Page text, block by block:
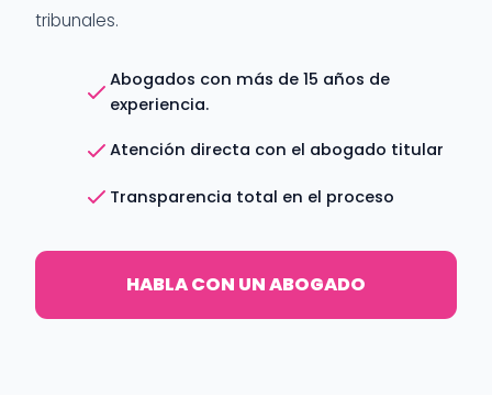
tribunales.
Abogados con más de 15 años de
experiencia.
Atención directa con el abogado titular
Transparencia total en el proceso
HABLA CON UN ABOGADO